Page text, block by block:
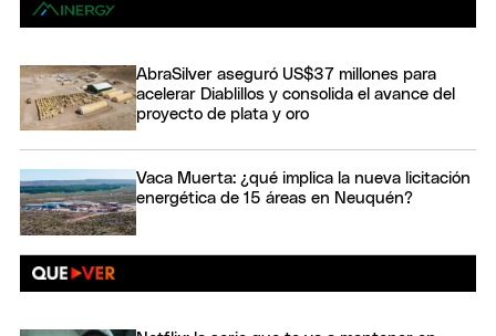
AbraSilver aseguró US$37 millones para
acelerar Diablillos y consolida el avance del
proyecto de plata y oro
Vaca Muerta: ¿qué implica la nueva licitación
energética de 15 áreas en Neuquén?